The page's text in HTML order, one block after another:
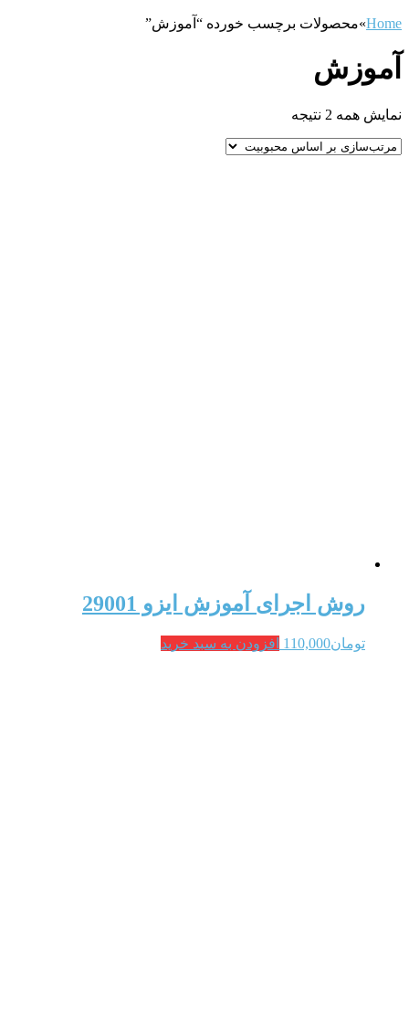
Home
»محصولات برچسب خورده “آموزش”
آموزش
نمایش همه 2 نتیجه
اساس
روش اجرای آموزش ایزو 29001
تومان110,000 افزودن به سبد خرید